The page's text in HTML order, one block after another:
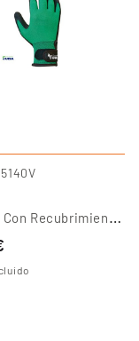
G
Uante Con Recubrimiento PVC